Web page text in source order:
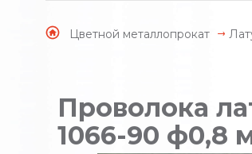
Цветной металлопрокат
Проволока
1066-90 ф0,8